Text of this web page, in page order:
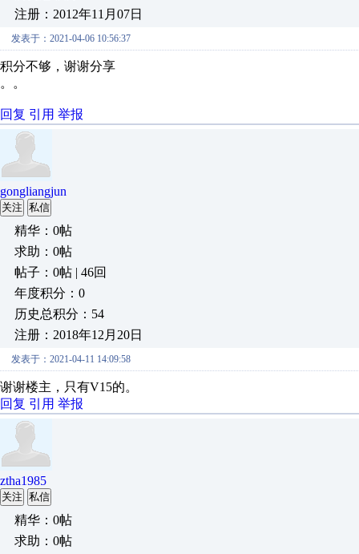
注册：2012年11月07日
发表于：2021-04-06 10:56:37
积分不够，谢谢分享
。。
回复 引用 举报
gongliangjun
关注 私信
精华：0帖
求助：0帖
帖子：0帖 | 46回
年度积分：0
历史总积分：54
注册：2018年12月20日
发表于：2021-04-11 14:09:58
谢谢楼主，只有V15的。
回复 引用 举报
ztha1985
关注 私信
精华：0帖
求助：0帖